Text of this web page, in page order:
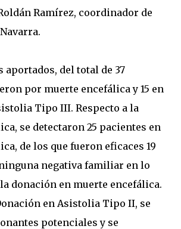
Ramírez, coordinador de
aportados, del total de 37
por muerte encefálica y 15 en
Tipo III. Respecto a la
se detectaron 25 pacientes en
de los que fueron eficaces 19
negativa familiar en lo
donación en muerte encefálica.
en Asistolia Tipo II, se
potenciales y se